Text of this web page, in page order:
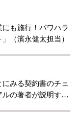
も施行！パワハラ
（濱永健太担当）
みる契約書のチェ
の著者が説明する